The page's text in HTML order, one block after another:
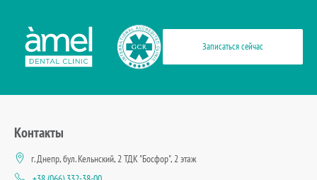
Записаться сейчас
Контакты
г. Днепр, бул. Кельнский, 2 ТДК "Босфор", 2 этаж